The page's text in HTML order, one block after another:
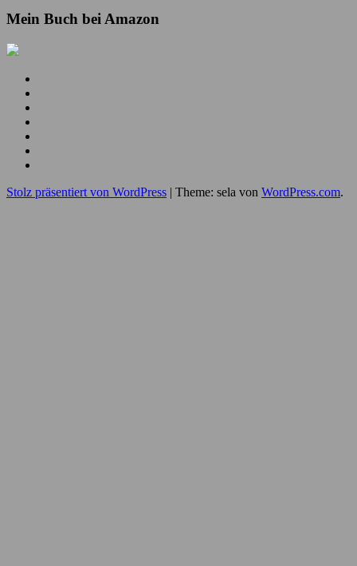
Mein Buch bei Amazon
Twitter
auch
Stolz präsentiert von WordPress | Theme: sela von WordPress.com.